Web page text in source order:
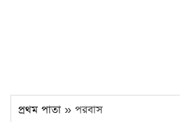
প্রথম পাতা » পরবাস